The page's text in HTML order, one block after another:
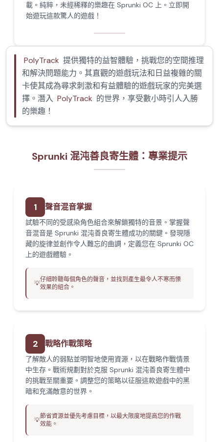
載。純粹，未經稀釋的樂趣在 Sprunki OC 上。立即開
始遊玩這款驚人的遊戲！
PolyTrack 提供獨特的益智體驗，挑戰您的空間推理
和解決問題能力。其直觀的遊戲玩法和日益複雜的關
卡使其成為尋求刺激和有益體驗的遊戲玩家的完美選
擇。潛入 PolyTrack 的世界，享受數小時引人入勝
的樂趣！
Sprunki 混沌善良寄生體：專業提示
1 聲音混音掌握
試驗不同的受感染角色組合來解鎖獨特的音景。掌握聲
音混音是 Sprunki 混沌善良寄生體成功的關鍵。發現隱
藏的旋律並創作令人難忘的曲調，定義您在 Sprunki OC
上的遊戲體驗。
💡仔細聆聽每個角色的聲音，並找到產生最令人不寒而慄
效果的組合。
2 戰略作戰策略
了解敵人的弱點並明智地使用資源，以在戰略作戰情景
中生存。戰術規劃對於克服 Sprunki 混沌善良寄生體中
的挑戰至關重要。調整您的策略以征服這款遊戲中的黑
暗和充滿敵意的世界。
💡節省資源並優先考慮目標，以最大限度地提高您的作戰
效能。